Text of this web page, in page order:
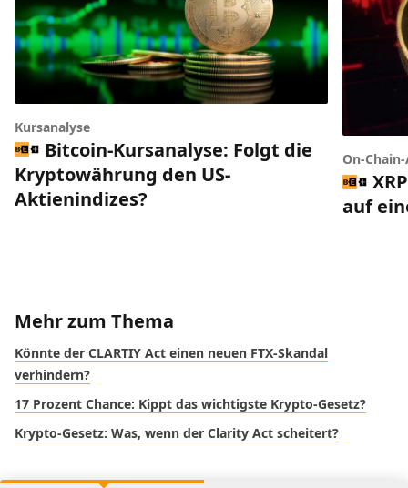
Kursanalyse
Bitcoin-Kursanalyse: Folgt die
Kryptowährung den US-
Aktienindizes?
On-
auf
Mehr zum Thema
Könnte der CLARTIY Act einen neuen FTX-Skandal
verhindern?
17 Prozent Chance: Kippt das wichtigste Krypto-Gesetz?
Krypto-Gesetz: Was, wenn der Clarity Act scheitert?